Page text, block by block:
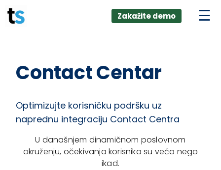
Skip
to
AI +
Zakažite demo
Contact Centar
Optimizujte korisničku podršku uz
naprednu integraciju Contact Centra
U današnjem dinamičnom poslovnom
okruženju, očekivanja korisnika su veća nego
ikad.